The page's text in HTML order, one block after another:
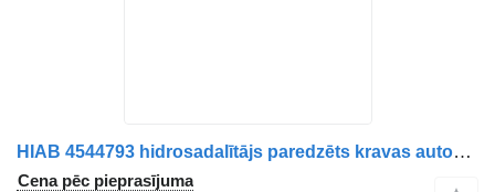
HIAB 4544793 hidrosadalītājs paredzēts kravas automašīnas
Cena pēc pieprasījuma